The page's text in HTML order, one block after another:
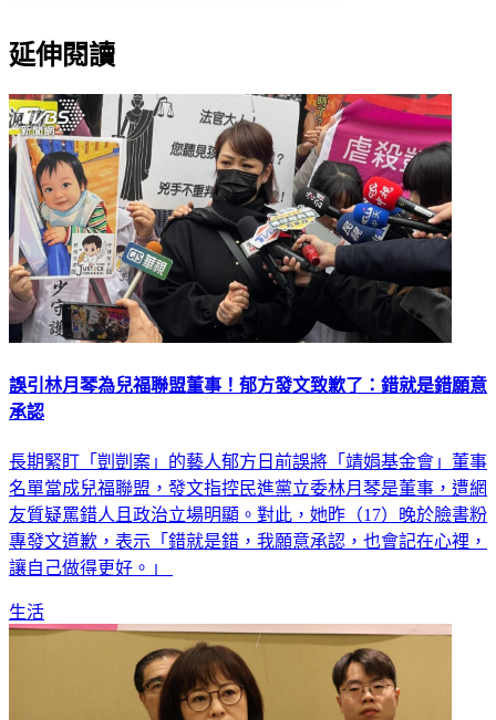
延伸閱讀
誤引林月琴為兒福聯盟董事！郁方發文致歉了：錯就是錯願意
承認
長期緊盯「剴剴案」的藝人郁方日前誤將「靖娟基金會」董事
名單當成兒福聯盟，發文指控民進黨立委林月琴是董事，遭網
友質疑罵錯人且政治立場明顯。對此，她昨（17）晚於臉書粉
專發文道歉，表示「錯就是錯，我願意承認，也會記在心裡，
讓自己做得更好。」
生活